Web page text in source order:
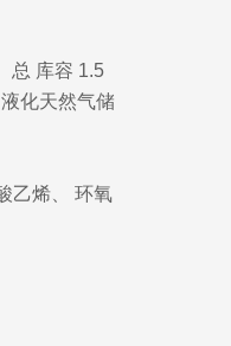
总 库容 1.5
化天然气储
乙烯、 环氧